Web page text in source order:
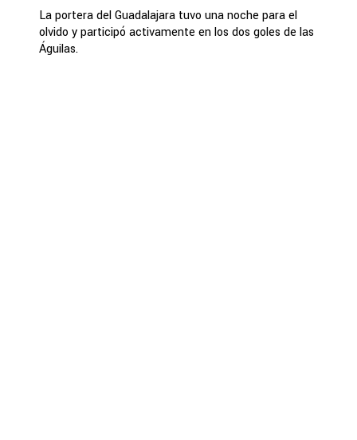
La portera del Guadalajara tuvo una noche para el
olvido y participó activamente en los dos goles de las
Águilas.